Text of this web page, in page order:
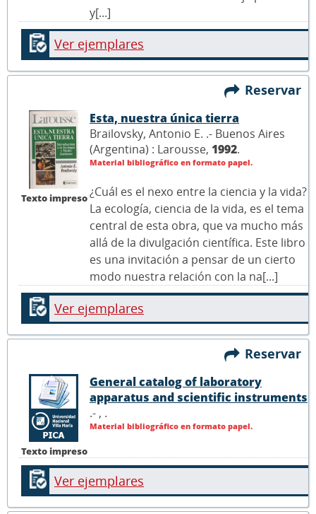
y[...]
Ver ejemplares
Reservar
Texto impreso
Esta, nuestra única tierra
Brailovsky, Antonio E. .- Buenos Aires
(Argentina) : Larousse, 1992.
Material bibliográfico en formato papel.
¿Cuál es el nexo entre la ciencia y la vida?
La ecología, ciencia de la vida, es el tema
central de esta obra, que va mucho más
allá de la divulgación científica. Este libro
es una invitación a pensar de un cierto
modo nuestra relación con la na[...]
Ver ejemplares
Reservar
Texto impreso
General catalog of laboratory
apparatus and scientific instruments
.- , .
Material bibliográfico en formato papel.
Ver ejemplares